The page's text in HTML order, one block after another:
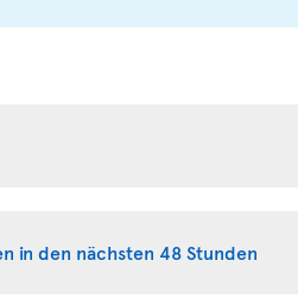
in den nächsten 48 Stunden